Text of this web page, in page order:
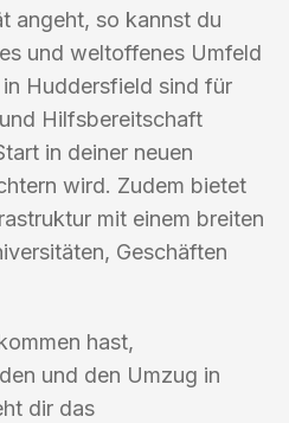
angeht, so kannst du
und weltoffenes Umfeld
Huddersfield sind für
Hilfsbereitschaft
in deiner neuen
wird. Zudem bietet
mit einem breiten
Geschäften
hast,
und den Umzug in
dir das